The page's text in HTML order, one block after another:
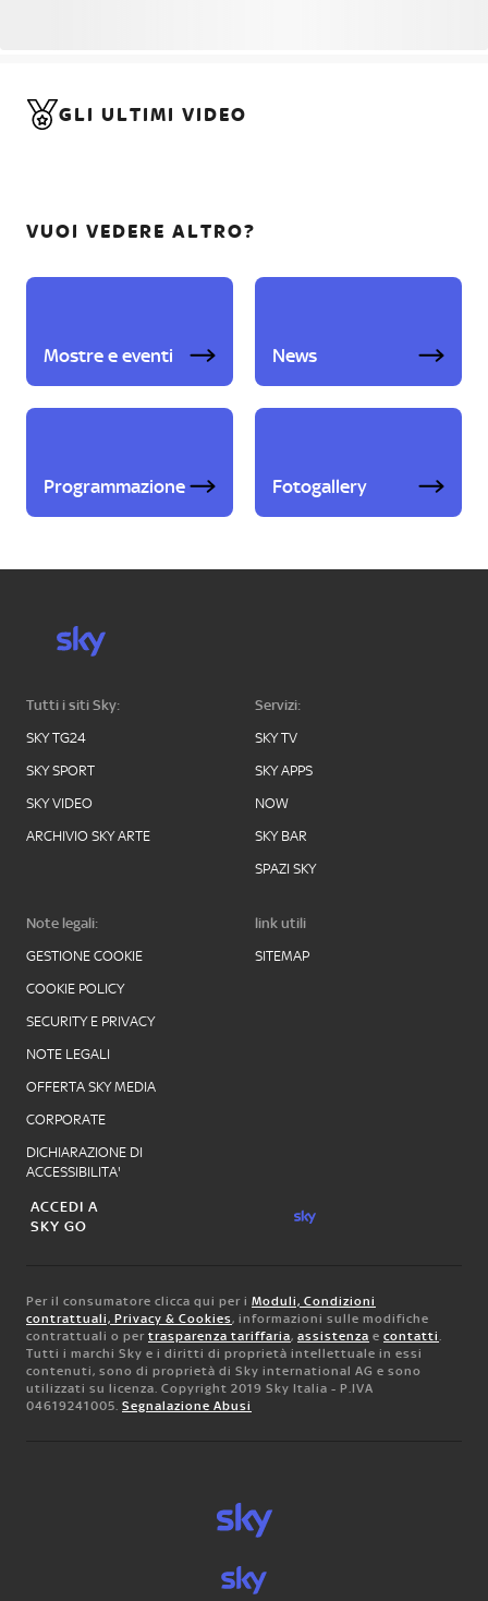
GLI ULTIMI VIDEO
VUOI VEDERE ALTRO?
Mostre e eventi News
Programmazione Fotogallery
Tutti i siti Sky:
SKY TG24
SKY SPORT
SKY VIDEO
ARCHIVIO SKY ARTE
Servizi:
SKY TV
SKY APPS
NOW
SKY BAR
SPAZI SKY
Note legali:
GESTIONE COOKIE
COOKIE POLICY
SECURITY E PRIVACY
NOTE LEGALI
OFFERTA SKY MEDIA
CORPORATE
DICHIARAZIONE DI
ACCESSIBILITA'
link utili
SITEMAP
ACCEDI A
SKY GO
Per il consumatore clicca qui per i Moduli, Condizioni
contrattuali, Privacy & Cookies, informazioni sulle modifiche
contrattuali o per trasparenza tariffaria, assistenza e contatti.
Tutti i marchi Sky e i diritti di proprietà intellettuale in essi
contenuti, sono di proprietà di Sky international AG e sono
utilizzati su licenza. Copyright 2019 Sky Italia - P.IVA
04619241005. Segnalazione Abusi